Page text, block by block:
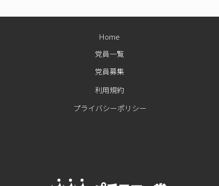
党員一覧
党員募集
利用規約
Home
プライバシーポリシー